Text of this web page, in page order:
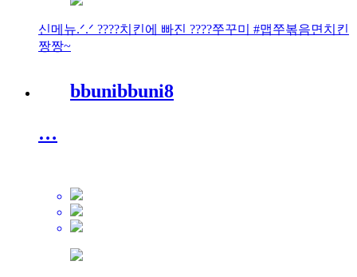
신메뉴.ᐟ.ᐟ ????치킨에 빠진 ????쭈꾸미 #맵쭈볶음면치킨
짱짱~
bbunibbuni8
…